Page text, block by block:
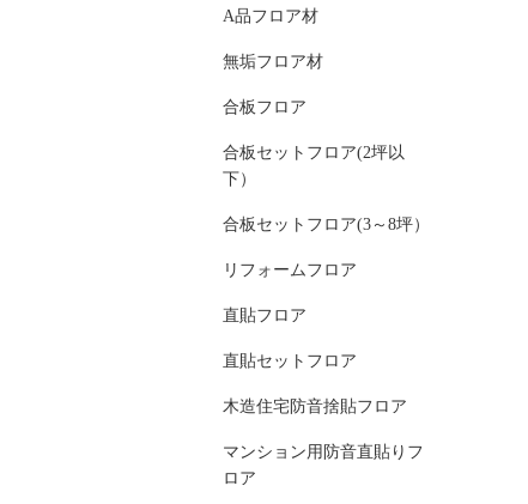
A品フロア材
無垢フロア材
合板フロア
合板セットフロア(2坪以
下）
合板セットフロア(3～8坪）
リフォームフロア
直貼フロア
直貼セットフロア
木造住宅防音捨貼フロア
マンション用防音直貼りフ
ロア